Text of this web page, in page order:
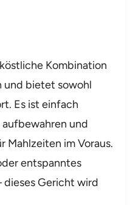
Kombination
und bietet sowohl
Es ist einfach
und
Mahlzeiten im Voraus.
entspanntes
dieses Gericht wird